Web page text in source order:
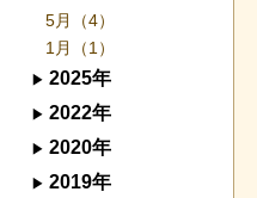
5月（4）
1月（1）
2025年
2022年
2020年
2019年